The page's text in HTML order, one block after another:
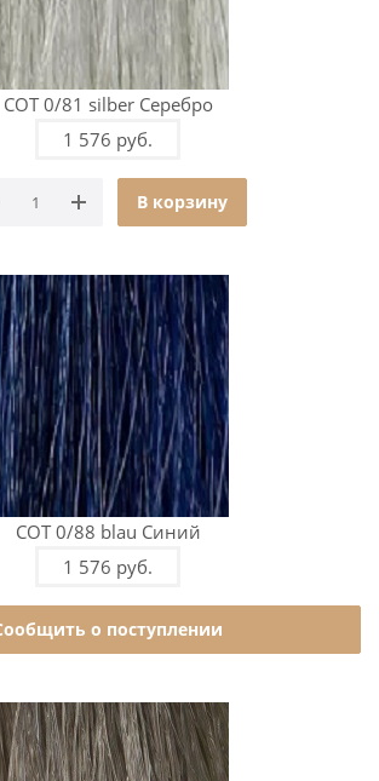
COT 0/81 silber Серебро
1 576 руб.
В корзину
COT 0/88 blau Синий
1 576 руб.
о поступлении